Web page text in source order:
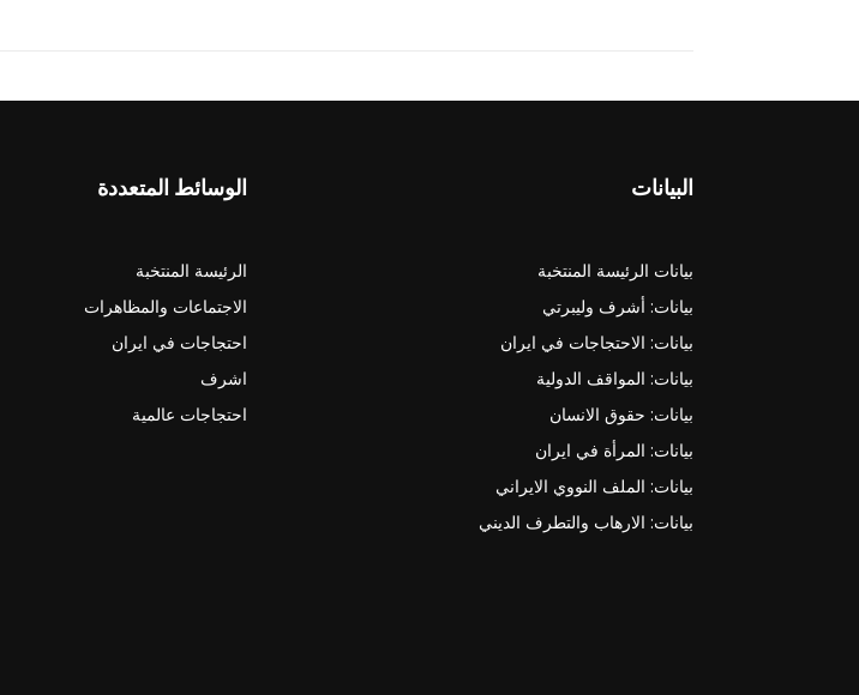
الوسائط المتعددة
الرئيسة المنتخبة
الاجتماعات والمظاهرات
احتجاجات في ايران
اشرف
احتجاجات عالمية
البيانات
بيانات الرئيسة المنتخبة
بيانات: أشرف وليبرتي
بيانات: الاحتجاجات في ايران
بيانات: المواقف الدولية
بيانات: حقوق الانسان
بيانات: المرأة في ايران
بيانات: الملف النووي الايراني
بيانات: الارهاب والتطرف الديني